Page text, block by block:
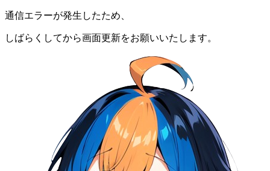
通信エラーが発生したため、
しばらくしてから画面更新をお願いいたします。